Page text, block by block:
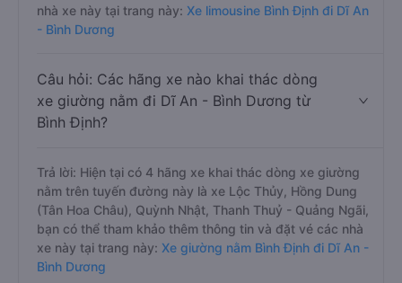
nhà xe này tại trang này: Xe limousine Bình Định đi Dĩ An
- Bình Dương
Câu hỏi: Các hãng xe nào khai thác dòng
xe giường nằm đi Dĩ An - Bình Dương từ
Bình Định?
Trả lời: Hiện tại có 4 hãng xe khai thác dòng xe giường
nằm trên tuyến đường này là xe Lộc Thủy, Hồng Dung
(Tân Hoa Châu), Quỳnh Nhật, Thanh Thuỷ - Quảng Ngãi,
bạn có thể tham khảo thêm thông tin và đặt vé các nhà
xe này tại trang này: Xe giường nằm Bình Định đi Dĩ An -
Bình Dương